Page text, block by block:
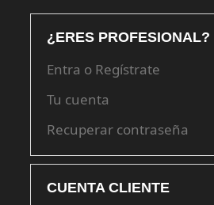
¿ERES PROFESIONAL?
Entra o Regístrate
Tu cuenta
Recuperar contraseña
CUENTA CLIENTE